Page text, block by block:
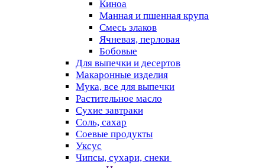
Киноа
Манная и пшенная крупа
Смесь злаков
Ячневая, перловая
Бобовые
Для выпечки и десертов
Макаронные изделия
Мука, все для выпечки
Растительное масло
Сухие завтраки
Соль, сахар
Соевые продукты
Уксус
Чипсы, сухари, снеки